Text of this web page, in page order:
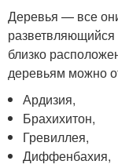
Деревья — все
разветвляющийся
близко
деревьям можно
Ардизия,
Брахихитон,
Гревиллея,
Диффенбахия,